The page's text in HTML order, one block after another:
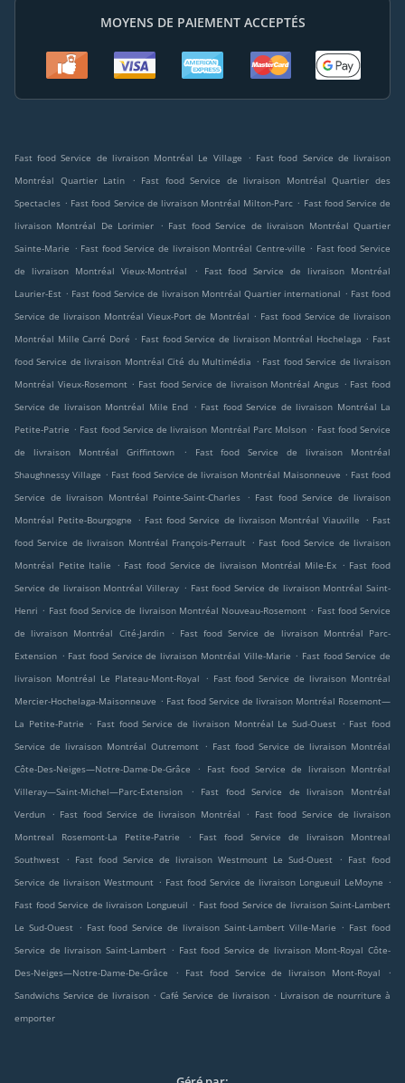
MOYENS DE PAIEMENT ACCEPTÉS
Fast food Service de livraison Montréal Le Village . Fast food Service de livraison
Montréal Quartier Latin
. Fast food Service de livraison Montréal Quartier des
Spectacles . Fast food Service de livraison Montréal Milton-Parc . Fast food Service de
livraison Montréal De Lorimier
. Fast food Service de livraison Montréal Quartier
Sainte-Marie . Fast food Service de livraison Montréal Centre-ville . Fast food Service
de livraison Montréal Vieux-Montréal
.
Fast food Service de livraison Montréal
Laurier-Est . Fast food Service de livraison Montréal Quartier international . Fast food
Service de livraison Montréal Vieux-Port de Montréal . Fast food Service de livraison
Montréal Mille Carré Doré . Fast food Service de livraison Montréal Hochelaga . Fast
food Service de livraison Montréal Cité du Multimédia . Fast food Service de livraison
Montréal Vieux-Rosemont . Fast food Service de livraison Montréal Angus . Fast food
Service de livraison Montréal Mile End . Fast food Service de livraison Montréal La
Petite-Patrie . Fast food Service de livraison Montréal Parc Molson . Fast food Service
de livraison Montréal Griffintown
.
Fast food Service de livraison Montréal
Shaughnessy Village . Fast food Service de livraison Montréal Maisonneuve . Fast food
Service de livraison Montréal Pointe-Saint-Charles
. Fast food Service de livraison
Montréal Petite-Bourgogne
. Fast food Service de livraison Montréal Viauville . Fast
food Service de livraison Montréal François-Perrault . Fast food Service de livraison
Montréal Petite Italie
. Fast food Service de livraison Montréal Mile-Ex . Fast food
Service de livraison Montréal Villeray . Fast food Service de livraison Montréal Saint-
Henri . Fast food Service de livraison Montréal Nouveau-Rosemont . Fast food Service
de livraison Montréal Cité-Jardin
. Fast food Service de livraison Montréal Parc-
Extension . Fast food Service de livraison Montréal Ville-Marie . Fast food Service de
livraison Montréal Le Plateau-Mont-Royal
. Fast food Service de livraison Montréal
Mercier-Hochelaga-Maisonneuve . Fast food Service de livraison Montréal Rosemont—
La Petite-Patrie . Fast food Service de livraison Montréal Le Sud-Ouest . Fast food
Service de livraison Montréal Outremont . Fast food Service de livraison Montréal
Côte-Des-Neiges—Notre-Dame-De-Grâce
.
Fast food Service de livraison Montréal
Villeray—Saint-Michel—Parc-Extension
.
Fast food Service de livraison Montréal
Verdun
. Fast food Service de livraison Montréal . Fast food Service de livraison
Montreal Rosemont-La Petite-Patrie
.
Fast food Service de livraison Montreal
Southwest
. Fast food Service de livraison Westmount Le Sud-Ouest . Fast food
Service de livraison Westmount . Fast food Service de livraison Longueuil LeMoyne .
Fast food Service de livraison Longueuil . Fast food Service de livraison Saint-Lambert
Le Sud-Ouest . Fast food Service de livraison Saint-Lambert Ville-Marie . Fast food
Service de livraison Saint-Lambert . Fast food Service de livraison Mont-Royal Côte-
Des-Neiges—Notre-Dame-De-Grâce
. Fast food Service de livraison Mont-Royal
.
Sandwichs Service de livraison . Café Service de livraison . Livraison de nourriture à
emporter